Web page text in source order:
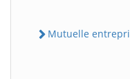
Mutuelle